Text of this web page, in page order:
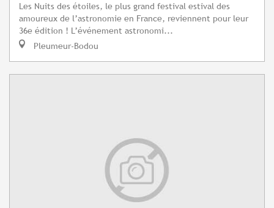
Les Nuits des étoiles, le plus grand festival estival des
amoureux de l’astronomie en France, reviennent pour leur
36e édition ! L’événement astronomi...
Pleumeur-Bodou